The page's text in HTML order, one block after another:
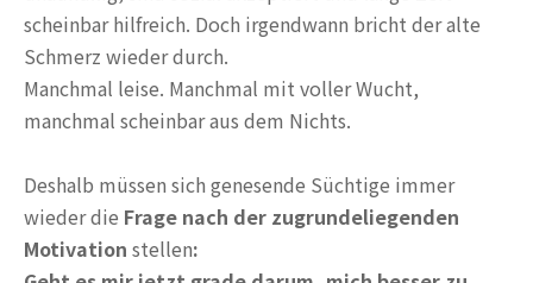
scheinbar hilfreich. Doch irgendwann bricht der alte
Schmerz wieder durch.
Manchmal leise. Manchmal mit voller Wucht,
manchmal scheinbar aus dem Nichts.
Deshalb müssen sich genesende Süchtige immer
wieder die Frage nach der zugrundeliegenden
Motivation stellen: